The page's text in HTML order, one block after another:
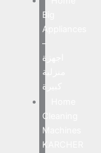
Big
Appliances
–
اجهزة
منزلية
كبيرة
Cleaning
Machines
KARCHER